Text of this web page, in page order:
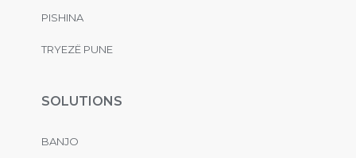
PISHINA
TRYEZË PUNE
SOLUTIONS
BANJO